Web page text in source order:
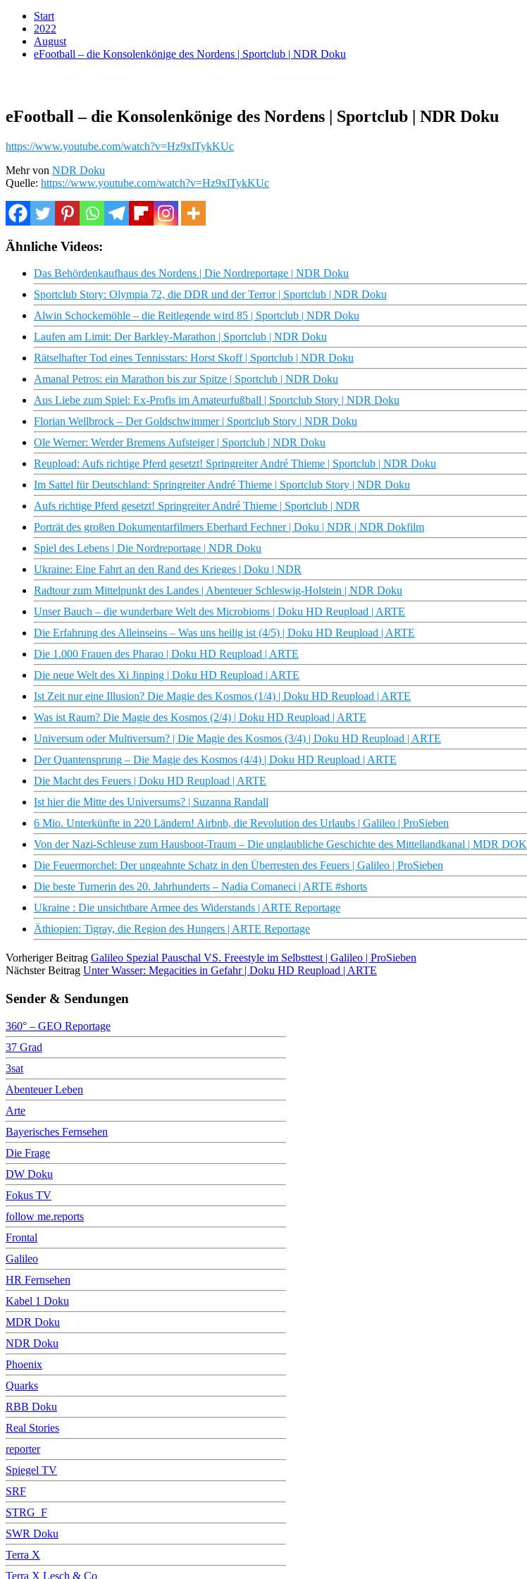
Start
2022
August
eFootball – die Konsolenkönige des Nordens | Sportclub | NDR Doku
eFootball – die Konsolenkönige des Nordens | Sportclub | NDR Doku
https://www.youtube.com/watch?v=Hz9xlTykKUc
Mehr von NDR Doku
Quelle: https://www.youtube.com/watch?v=Hz9xlTykKUc
Ähnliche Videos:
Das Behördenkaufhaus des Nordens | Die Nordreportage | NDR Doku
Sportclub Story: Olympia 72, die DDR und der Terror | Sportclub | NDR Doku
Alwin Schockemöhle – die Reitlegende wird 85 | Sportclub | NDR Doku
Laufen am Limit: Der Barkley-Marathon | Sportclub | NDR Doku
Rätselhafter Tod eines Tennisstars: Horst Skoff | Sportclub | NDR Doku
Amanal Petros: ein Marathon bis zur Spitze | Sportclub | NDR Doku
Aus Liebe zum Spiel: Ex-Profis im Amateurfußball | Sportclub Story | NDR Doku
Florian Wellbrock – Der Goldschwimmer | Sportclub Story | NDR Doku
Ole Werner: Werder Bremens Aufsteiger | Sportclub | NDR Doku
Reupload: Aufs richtige Pferd gesetzt! Springreiter André Thieme | Sportclub | NDR Doku
Im Sattel für Deutschland: Springreiter André Thieme | Sportclub Story | NDR Doku
Aufs richtige Pferd gesetzt! Springreiter André Thieme | Sportclub | NDR
Porträt des großen Dokumentarfilmers Eberhard Fechner | Doku | NDR | NDR Dokfilm
Spiel des Lebens | Die Nordreportage | NDR Doku
Ukraine: Eine Fahrt an den Rand des Krieges | Doku | NDR
Radtour zum Mittelpunkt des Landes | Abenteuer Schleswig-Holstein | NDR Doku
Unser Bauch – die wunderbare Welt des Microbioms | Doku HD Reupload | ARTE
Die Erfahrung des Alleinseins – Was uns heilig ist (4/5) | Doku HD Reupload | ARTE
Die 1.000 Frauen des Pharao | Doku HD Reupload | ARTE
Die neue Welt des Xi Jinping | Doku HD Reupload | ARTE
Ist Zeit nur eine Illusion? Die Magie des Kosmos (1/4) | Doku HD Reupload | ARTE
Was ist Raum? Die Magie des Kosmos (2/4) | Doku HD Reupload | ARTE
Universum oder Multiversum? | Die Magie des Kosmos (3/4) | Doku HD Reupload | ARTE
Der Quantensprung – Die Magie des Kosmos (4/4) | Doku HD Reupload | ARTE
Die Macht des Feuers | Doku HD Reupload | ARTE
Ist hier die Mitte des Universums? | Suzanna Randall
6 Mio. Unterkünfte in 220 Ländern! Airbnb, die Revolution des Urlaubs | Galileo | ProSieben
Von der Nazi-Schleuse zum Hausboot-Traum – Die unglaubliche Geschichte des Mittellandkanal | MDR DOK
Die Feuermorchel: Der ungeahnte Schatz in den Überresten des Feuers | Galileo | ProSieben
Die beste Turnerin des 20. Jahrhunderts – Nadia Comaneci | ARTE #shorts
Ukraine : Die unsichtbare Armee des Widerstands | ARTE Reportage
Äthiopien: Tigray, die Region des Hungers | ARTE Reportage
Vorheriger Beitrag Galileo Spezial Pauschal VS. Freestyle im Selbsttest | Galileo | ProSieben
Nächster Beitrag Unter Wasser: Megacities in Gefahr | Doku HD Reupload | ARTE
Sender & Sendungen
360° – GEO Reportage
37 Grad
3sat
Abenteuer Leben
Arte
Bayerisches Fernsehen
Die Frage
DW Doku
Fokus TV
follow me.reports
Frontal
Galileo
HR Fernsehen
Kabel 1 Doku
MDR Doku
NDR Doku
Phoenix
Quarks
RBB Doku
Real Stories
reporter
Spiegel TV
SRF
STRG_F
SWR Doku
Terra X
Terra X Lesch & Co